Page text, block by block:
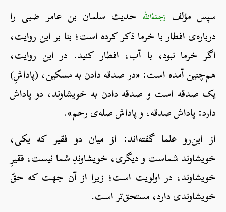
سپس مؤلف رَحِمَهُ‌الله حدیث سلمان بن عامر ضبی را
درباره‌ی افطار با خرما ذکر کرده است؛ بنا بر این روایت،
اگر خرما نبود، با آب، افطار کنید. در این روایت،
هم‌چنین آمده است: «در صدقه دادن به مسکین، (پاداشِ)
یک صدقه است و صدقه دادن به خویشاوند، دو پاداش
دارد: پاداش صدقه، و پاداش صله‌ی رحم».
از این‌رو علما گفته‌اند: از میان دو فقیر که یکی،
خویشاوند شماست و دیگری، خویشاوندِ شما نیست، فقیرِ
خویشاوند، در اولویت است؛ زیرا از آن جهت که حقّ
خویشاوندی دارد، مستحق‌تر است.